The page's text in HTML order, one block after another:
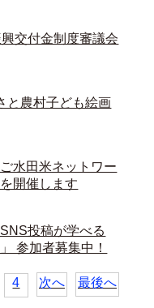
交付金制度審議会
と農村子ども絵画
水田米ネットワー
開催します
投稿が学べる
参加者募集中！
4 次へ 最後へ